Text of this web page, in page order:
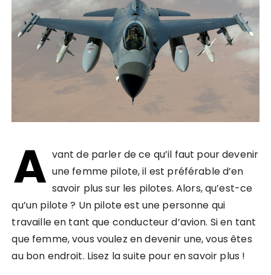
A vant de parler de ce qu’il faut pour devenir
une femme pilote, il est préférable d’en
savoir plus sur les pilotes. Alors, qu’est-ce
qu’un pilote ? Un pilote est une personne qui
travaille en tant que conducteur d’avion. Si en tant
que femme, vous voulez en devenir une, vous êtes
au bon endroit. Lisez la suite pour en savoir plus !